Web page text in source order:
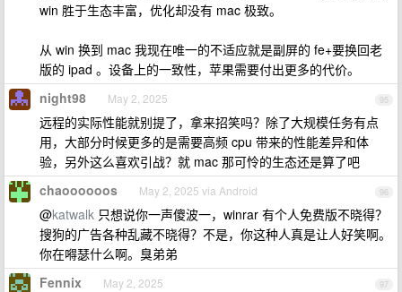
win 胜于生态丰富，优化却没有 mac 极致。
从 win 换到 mac 我现在唯一的不适应就是副屏的 fe+要换回老
版的 ipad 。设备上的一致性，苹果需要付出更多的代价。
95
night98 May 2, 2025
远程的实际性能就别提了，拿来招笑吗？除了大规模任务有点
用，大部分时候更多的是需要高频 cpu 带来的性能差异和体
验，另外这么喜欢引战？就 mac 那可怜的生态还是算了吧
96
chaoooooos May 2, 2025 via Android
@katwalk 只想说你一声傻波一，winrar 有个人免费版不晓得？
搜狗的广告各种乱藏不晓得？不是，你这种人真是让人好笑啊。
你在嘚瑟什么啊。臭弟弟
97
Fennix May 2, 2025